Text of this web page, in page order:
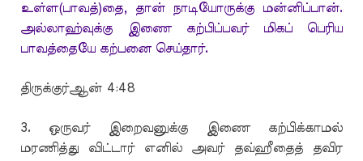
உள்ள(பாவத்)தை, தான் நாடியோருக்கு மன்னிப்பான்.
அல்லாஹ்வுக்கு இணை கற்பிப்பவர் மிகப் பெரிய
பாவத்தையே கற்பனை செய்தார்.
திருக்குர்ஆன் 4:48
3. ஒருவர் இறைவனுக்கு இணை கற்பிக்காமல்
மரணித்து விட்டார் எனில் அவர் தவ்ஹீதைத் தவிர